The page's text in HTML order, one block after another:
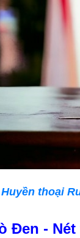
Huyền thoại
Đen -